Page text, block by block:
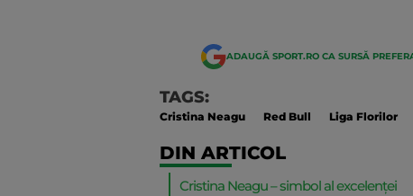
ADAUGĂ SPORT.RO CA SURSĂ
TAGS:
Cristina Neagu Red Bull Liga Florilor
DIN ARTICOL
Cristina Neagu – simbol al excelenței